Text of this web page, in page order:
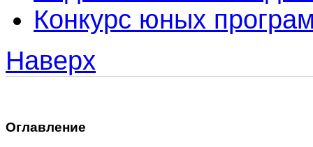
Конкурс юных
Наверх
Оглавление